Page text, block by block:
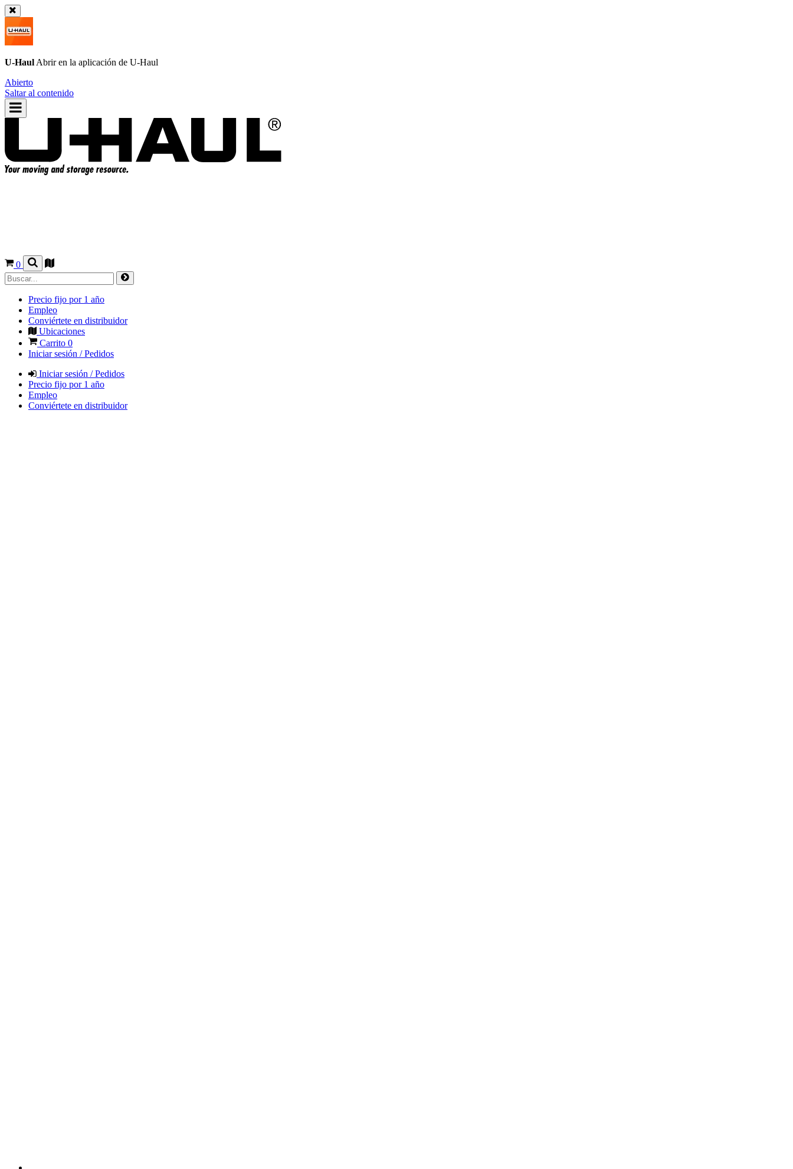
U-Haul Abrir en la aplicación de U-Haul
Abierto
Saltar al contenido
0
Precio fijo por 1 año
Empleo
Conviértete en distribuidor
Ubicaciones
Carrito 0
Iniciar sesión / Pedidos
Iniciar sesión / Pedidos
Precio fijo por 1 año
Empleo
Conviértete en distribuidor